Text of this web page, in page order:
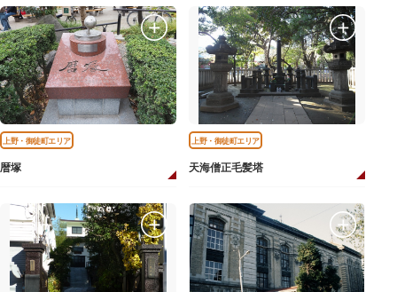
上野・御徒町エリア
暦塚
上野・御徒町エリア
天海僧正毛髪塔